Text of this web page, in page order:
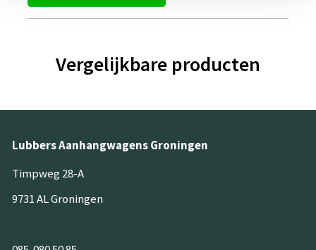
Vergelijkbare producten
Lubbers Aanhangwagens Groningen
Timpweg 28-A
9731 AL Groningen